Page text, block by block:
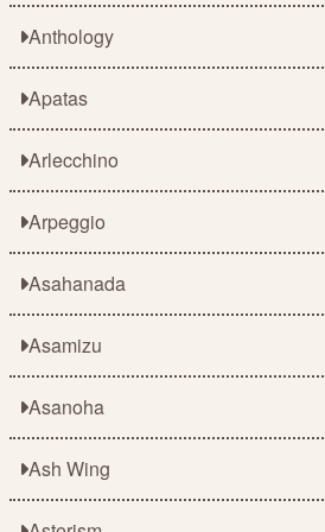
Anthology
Apatas
Arlecchino
Arpeggio
Asahanada
Asamizu
Asanoha
Ash Wing